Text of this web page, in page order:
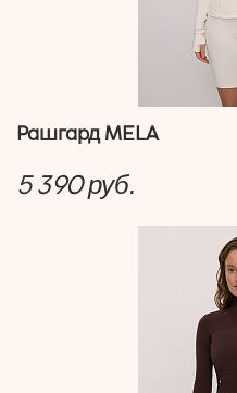
Рашгард MELA
5 390руб.